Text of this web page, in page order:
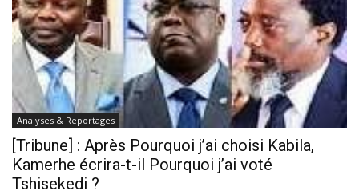
Analyses & Reportages
[Tribune] : Après Pourquoi j’ai choisi Kabila,
Kamerhe écrira-t-il Pourquoi j’ai voté
Tshisekedi ?